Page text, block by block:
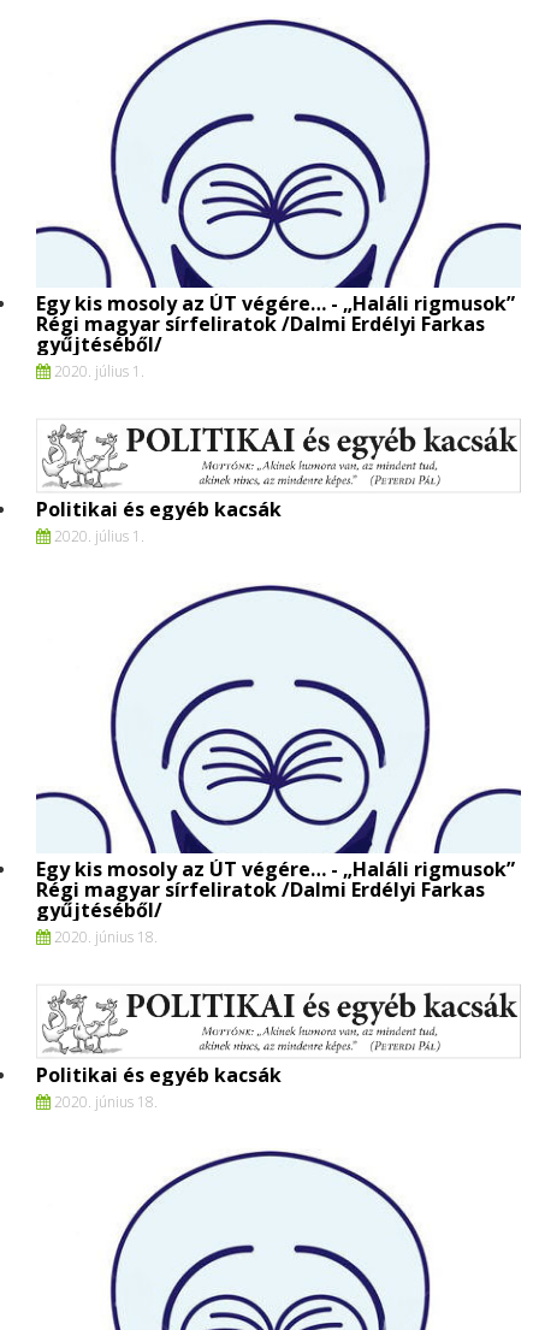
Egy kis mosoly az ÚT végére… - „Haláli rigmusok”
Régi magyar sírfeliratok /Dalmi Erdélyi Farkas
gyűjtéséből/
2020. július 1.
Politikai és egyéb kacsák
2020. július 1.
Egy kis mosoly az ÚT végére… - „Haláli rigmusok”
Régi magyar sírfeliratok /Dalmi Erdélyi Farkas
gyűjtéséből/
2020. június 18.
Politikai és egyéb kacsák
2020. június 18.